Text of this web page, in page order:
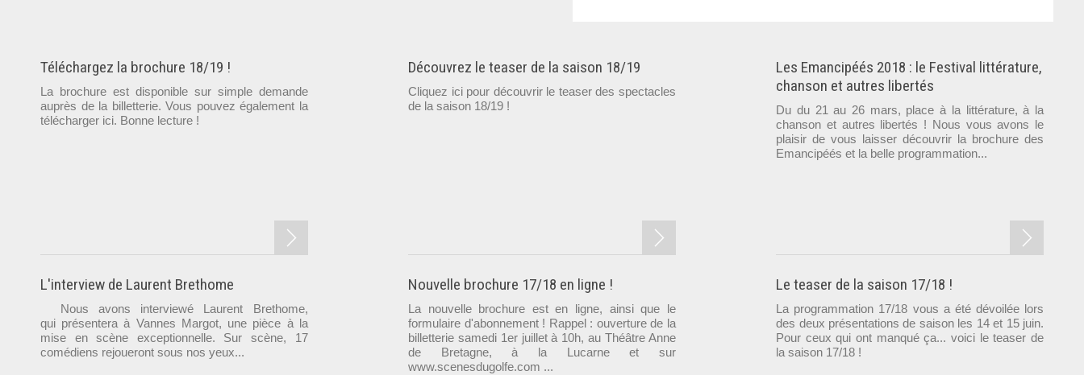
Téléchargez la brochure 18/19 !
La brochure est disponible sur simple demande
auprès de la billetterie. Vous pouvez également la
télécharger ici. Bonne lecture !
Découvrez le teaser de la saison 18/19
Cliquez ici pour découvrir le teaser des spectacles
de la saison 18/19 !
Les Emancipéés 2018 : le Festival littérature,
chanson et autres libertés
Du du 21 au 26 mars, place à la littérature, à la
chanson et autres libertés ! Nous vous avons le
plaisir de vous laisser découvrir la brochure des
Emancipéés et la belle programmation...
L'interview de Laurent Brethome
Nous avons interviewé Laurent Brethome,
qui présentera à Vannes Margot, une pièce à la
mise en scène exceptionnelle. Sur scène, 17
comédiens rejoueront sous nos yeux...
Nouvelle brochure 17/18 en ligne !
La nouvelle brochure est en ligne, ainsi que le
formulaire d'abonnement ! Rappel : ouverture de la
billetterie samedi 1er juillet à 10h, au Théâtre Anne
de Bretagne, à la Lucarne et sur
www.scenesdugolfe.com ...
Le teaser de la saison 17/18 !
La programmation 17/18 vous a été dévoilée lors
des deux présentations de saison les 14 et 15 juin.
Pour ceux qui ont manqué ça... voici le teaser de
la saison 17/18 !